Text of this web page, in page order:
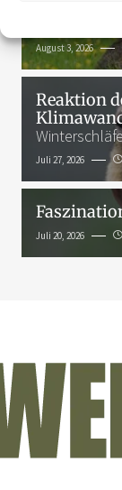
sich
August 3, 2026
Reaktion
Juli 27, 2026
Juli 20, 2026